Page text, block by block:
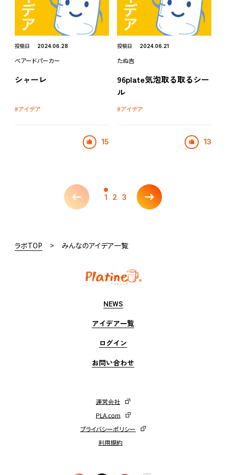
投稿日 2024.06.28
ベアードパーカー
シャーレ
アイデア
15
投稿日 2024.06.21
たぬ吉
96plate気泡取る取るシー
ル
アイデア
13
1 2 3
ラボTOP みんなのアイデア一覧
NEWS
アイデア一覧
ログイン
お問い合わせ
運営会社
PLA.com
プライバシーポリシー
利用規約